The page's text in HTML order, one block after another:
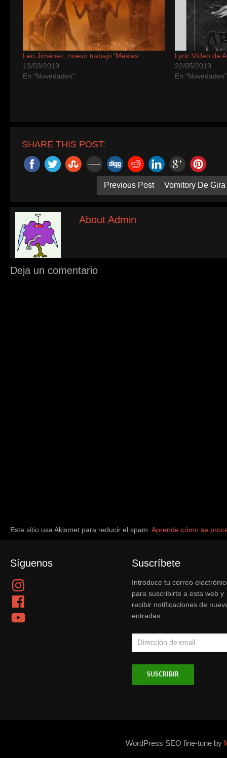
Leo Jiménez, nuevo trabajo 'Mesias'
13/03/2019
En "Novedades"
Lyric Vídeo de
22/05/2019
En "Novedades"
SHARE THIS POST:
Previous Post Vomitory De
About Admin
Deja un comentario
Este sitio usa Akismet para reducir el spam. Aprende cómo se
Síguenos
Instagram
Facebook
YouTube
Suscríbete
Introduce tu correo
para suscribirte a esta web y
recibir notificaciones de
entradas.
Dirección
WordPress SEO fine-tune by